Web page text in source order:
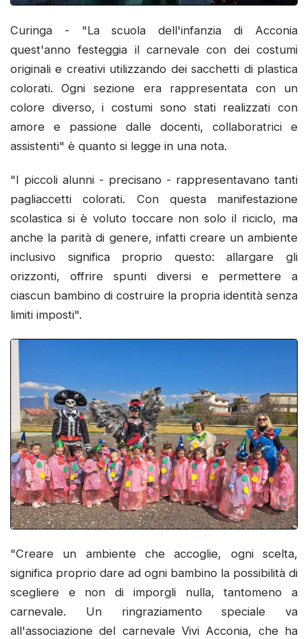
Curinga - "La scuola dell'infanzia di Acconia
quest'anno festeggia il carnevale con dei costumi
originali e creativi utilizzando dei sacchetti di plastica
colorati. Ogni sezione era rappresentata con un
colore diverso, i costumi sono stati realizzati con
amore e passione dalle docenti, collaboratrici e
assistenti" è quanto si legge in una nota.
"I piccoli alunni - precisano - rappresentavano tanti
pagliaccetti colorati. Con questa manifestazione
scolastica si è voluto toccare non solo il riciclo, ma
anche la parità di genere, infatti creare un ambiente
inclusivo significa proprio questo: allargare gli
orizzonti, offrire spunti diversi e permettere a
ciascun bambino di costruire la propria identità senza
limiti imposti".
"Creare un ambiente che accoglie, ogni scelta,
significa proprio dare ad ogni bambino la possibilità di
scegliere e non di imporgli nulla, tantomeno a
carnevale. Un ringraziamento speciale va
all'associazione del carnevale Vivi Acconia, che ha